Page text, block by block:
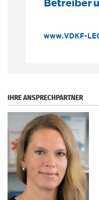
IHRE ANSPRECHPARTNER